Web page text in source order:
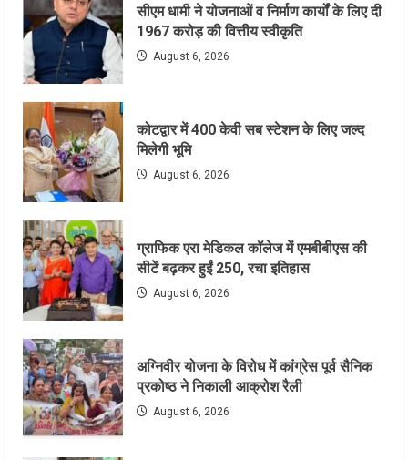
सीएम धामी ने योजनाओं व निर्माण कार्यों के लिए दी
1967 करोड़ की वित्तीय स्वीकृति
August 6, 2026
कोटद्वार में 400 केवी सब स्टेशन के लिए जल्द
मिलेगी भूमि
August 6, 2026
ग्राफिक एरा मेडिकल कॉलेज में एमबीबीएस की
सीटें बढ़कर हुईं 250, रचा इतिहास
August 6, 2026
अग्निवीर योजना के विरोध में कांग्रेस पूर्व सैनिक
प्रकोष्ठ ने निकाली आक्रोश रैली
August 6, 2026